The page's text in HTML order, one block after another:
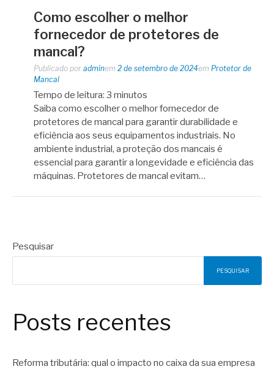
Como escolher o melhor
fornecedor de protetores de
mancal?
Publicado por adminem 2 de setembro de 2024em Protetor de
Mancal
Tempo de leitura: 3 minutos
Saiba como escolher o melhor fornecedor de
protetores de mancal para garantir durabilidade e
eficiência aos seus equipamentos industriais. No
ambiente industrial, a proteção dos mancais é
essencial para garantir a longevidade e eficiência das
máquinas. Protetores de mancal evitam…
Pesquisar
PESQUISAR
Posts recentes
Reforma tributária: qual o impacto no caixa da sua empresa